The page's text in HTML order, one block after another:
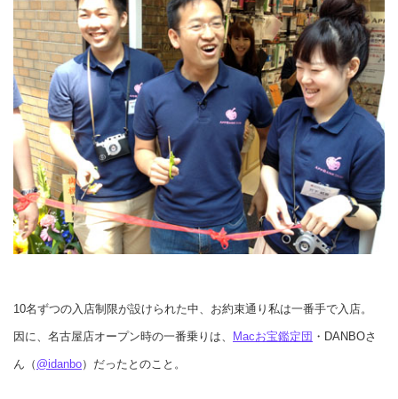
10名ずつの入店制限が設けられた中、お約束通り私は一番手で入店。
因に、名古屋店オープン時の一番乗りは、 Macお宝鑑定団 ・DANBOさ
ん（ @idanbo）だったとのこと。